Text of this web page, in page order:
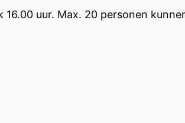
uur. Max. 20 personen